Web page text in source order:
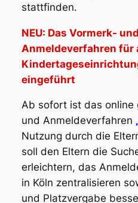
stattfinden.
NEU: Das Vormerk- und
Anmeldeverfahren für
eingeführt
Ab sofort ist das online
und Anmeldeverfahren
Nutzung durch die
soll den Eltern die
erleichtern, das
in Köln zentralisieren
und Platzvergabe